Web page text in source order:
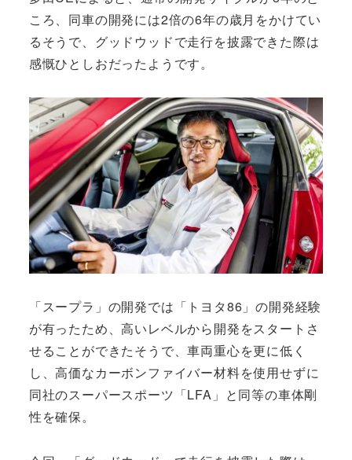
ころ、同車の開発には2倍の6年の歳月をかけてい
るそうで、グッドウッドで走行を披露できた際は
感慨ひとしおだったようです。
「スープラ」の開発では「トヨタ86」の開発経験
が有ったため、高いレベルから開発をスタートさ
せることができたそうで、車両重心を更に低く
し、高価なカーボンファイバー材料を使用せずに
同社のスーパースポーツ「LFA」と同等の車体剛
性を確保。